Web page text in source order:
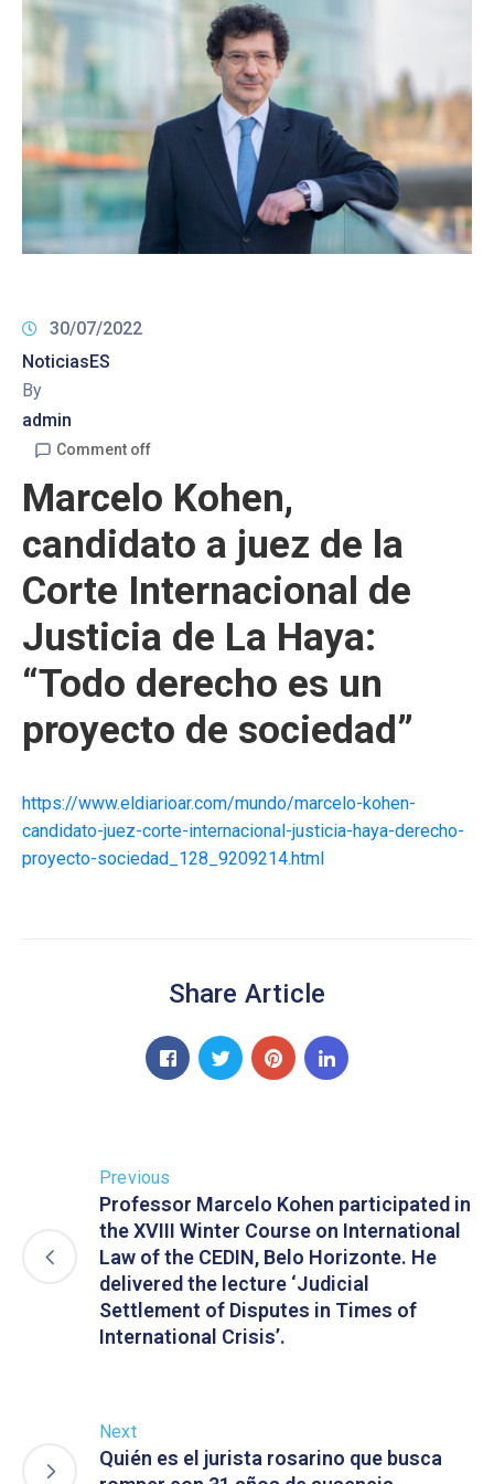
30/07/2022
NoticiasES
By
admin
Comment off
Marcelo Kohen,
candidato a juez de la
Corte Internacional de
Justicia de La Haya:
“Todo derecho es un
proyecto de sociedad”
https://www.eldiarioar.com/mundo/marcelo-kohen-
candidato-juez-corte-internacional-justicia-haya-derecho-
proyecto-sociedad_128_9209214.html
Share Article
Previous
Professor Marcelo Kohen participated in
the XVIII Winter Course on International
Law of the CEDIN, Belo Horizonte. He
delivered the lecture ‘Judicial
Settlement of Disputes in Times of
International Crisis’.
Next
Quién es el jurista rosarino que busca